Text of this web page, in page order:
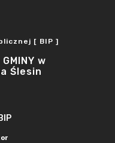
[ BIP ]
w
Ślesin